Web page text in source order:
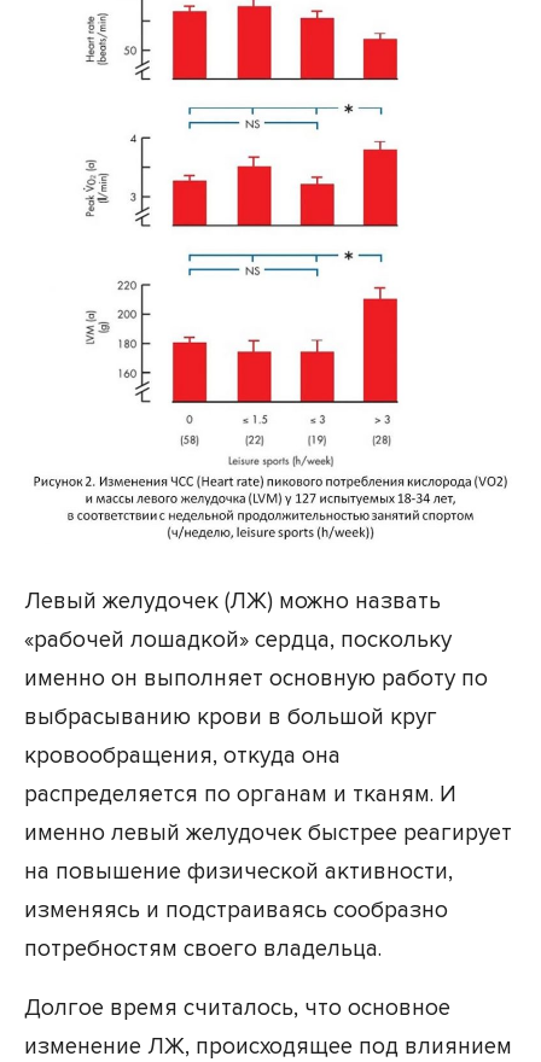
Левый желудочек (ЛЖ) можно назвать
«рабочей лошадкой» сердца, поскольку
именно он выполняет основную работу по
выбрасыванию крови в большой круг
кровообращения, откуда она
распределяется по органам и тканям. И
именно левый желудочек быстрее реагирует
на повышение физической активности,
изменяясь и подстраиваясь сообразно
потребностям своего владельца.
Долгое время считалось, что основное
изменение ЛЖ, происходящее под влиянием